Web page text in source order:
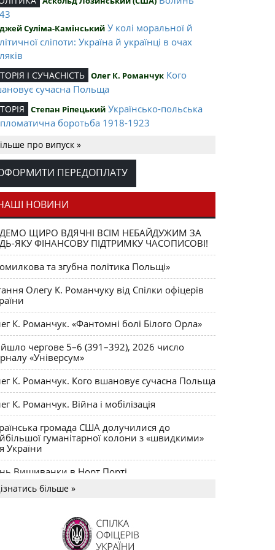
Суліма-Камінський У колі моральної й
сліпоти: Україна й українці в очах
І СУЧАСНІСТЬ Олег К. Романчук Кого
сучасна Польща
Степан Ріпецький Українсько-польська
боротьба 1918-1923
НАЦІЇ Оксана Захарчук
ВИДАННЯ Юрій Щербак Opus magnum
К. Романчука
К. Романчука
РЕДАКЦІЙНЕ Олег К. Романчук Журавель і
як уособлення української політстратегії й
про випуск »
ПЕРЕДОПЛАТУ
НОВИНИ
ЩИРО ВДЯЧНІ ВСІМ НЕБАЙДУЖИМ ЗА
ЯКУ ФІНАНСОВУ ПІДТРИМКУ ЧАСОПИСОВІ!
та згубна політика Польщі»
Олегу К. Романчуку від Спілки офіцерів
К. Романчук. «Фантомні болі Білого Орла»
чергове 5–6 (391–392), 2026 число
«Універсум»
К. Романчук. Кого вшановує сучасна Польща
К. Романчук. Війна і мобілізація
громада США долучилися до
гуманітарної колони з «швидкими»
України
Вишиванки в Норт Порті
MAGNUM Олега К. Романчука
більше »